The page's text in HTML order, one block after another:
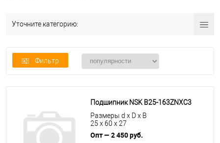
Уточните категорию:
Фильтр
Подшипник NSK B25-163ZNXC3
Размеры d x D x B
25 x 60 x 27
Опт — 2 450 руб.